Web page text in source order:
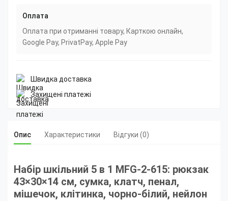
Оплата
Оплата при отриманні товару, Карткою онлайн,
Google Pay, PrivatPay, Apple Pay
Швидка доставка
Захищені платежі
Опис Характеристики Відгуки (0)
Набір шкільний 5 в 1 MFG-2-615: рюкзак
43×30×14 см, сумка, клатч, пенал,
мішечок, клітинка, чорно-білий, нейлон